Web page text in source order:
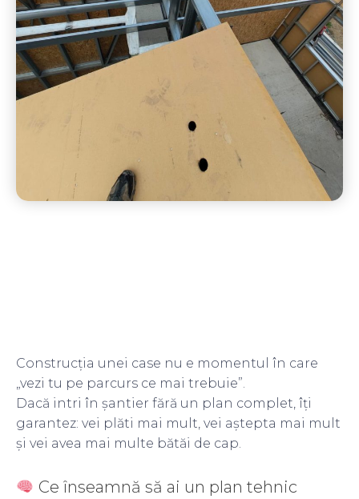
Construcția unei case nu e momentul în care
„vezi tu pe parcurs ce mai trebuie”.
Dacă intri în șantier fără un plan complet, îți
garantez: vei plăti mai mult, vei aștepta mai mult
și vei avea mai multe bătăi de cap.
Ce înseamnă să ai un plan tehnic